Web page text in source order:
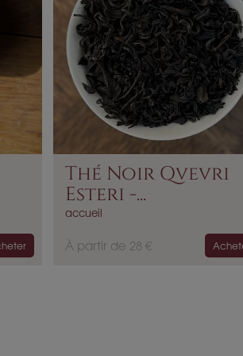
Thé Noir Qvevri
Esteri -...
accueil
P
À partir de 28 €